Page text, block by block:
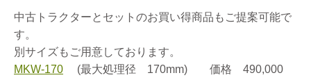
中古トラクターとセットのお買い得商品もご提案可能で
す。
別サイズもご用意しております。
MKW-170 (最大処理径 170mm) 価格 490,000